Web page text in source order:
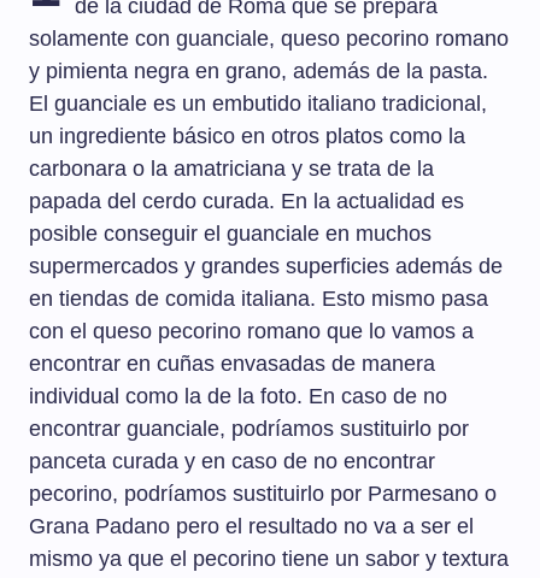
de la ciudad de Roma que se prepara
solamente con guanciale, queso pecorino romano
y pimienta negra en grano, además de la pasta.
El guanciale es un embutido italiano tradicional,
un ingrediente básico en otros platos como la
carbonara o la amatriciana y se trata de la
papada del cerdo curada. En la actualidad es
posible conseguir el guanciale en muchos
supermercados y grandes superficies además de
en tiendas de comida italiana. Esto mismo pasa
con el queso pecorino romano que lo vamos a
encontrar en cuñas envasadas de manera
individual como la de la foto. En caso de no
encontrar guanciale, podríamos sustituirlo por
panceta curada y en caso de no encontrar
pecorino, podríamos sustituirlo por Parmesano o
Grana Padano pero el resultado no va a ser el
mismo ya que el pecorino tiene un sabor y textura